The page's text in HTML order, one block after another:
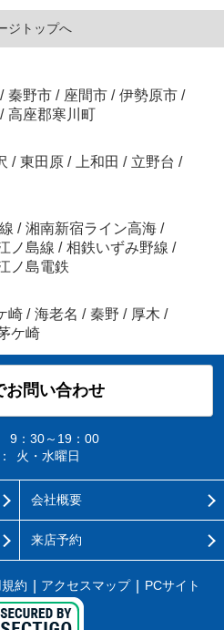
ジトップへ
/ 秦野市 / 座間市 / 伊勢原市 /
/ 高座郡寒川町
/ 東田原 / 上和田 / 立野台 /
/ 湘南新宿ライン高海 /
ノ島線 / 相鉄いずみ野線 /
ノ島電鉄
崎 / 海老名 / 秦野 / 厚木 /
ケ崎
お問い合わせ
9：30～19：00
火・水曜日
会社概要
来店予約
約 アクセスマップ PCサイト